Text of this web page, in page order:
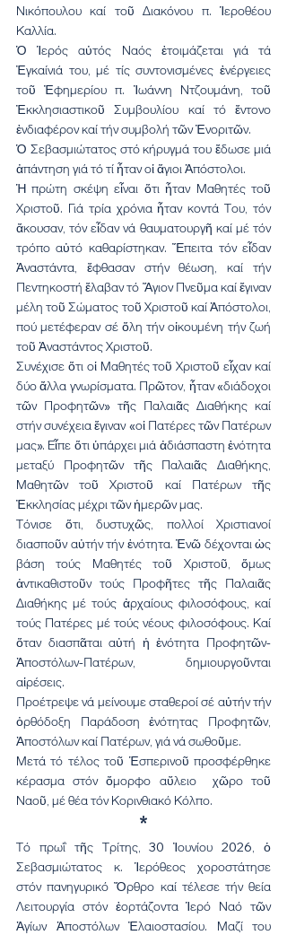
Νικόπουλου καί τοῦ Διακόνου π. Ἱεροθέου
Καλλία.
Ὁ Ἱερός αὐτός Ναός ἑτοιμάζεται γιά τά
Ἐγκαίνιά του, μέ τίς συντονισμένες ἐνέργειες
τοῦ Ἐφημερίου π. Ἰωάννη Ντζουμάνη, τοῦ
Ἐκκλησιαστικοῦ Συμβουλίου καί τό ἔντονο
ἐνδιαφέρον καί τήν συμβολή τῶν Ἐνοριτῶν.
Ὁ Σεβασμιώτατος στό κήρυγμά του ἔδωσε μιά
ἀπάντηση γιά τό τί ἦταν οἱ ἅγιοι Ἀπόστολοι.
Ἡ πρώτη σκέψη εἶναι ὅτι ἦταν Μαθητές τοῦ
Χριστοῦ. Γιά τρία χρόνια ἦταν κοντά Του, τόν
ἄκουσαν, τόν εἶδαν νά θαυματουργῆ καί μέ τόν
τρόπο αὐτό καθαρίστηκαν. Ἔπειτα τόν εἶδαν
Ἀναστάντα, ἔφθασαν στήν θέωση, καί τήν
Πεντηκοστή ἔλαβαν τό Ἅγιον Πνεῦμα καί ἔγιναν
μέλη τοῦ Σώματος τοῦ Χριστοῦ καί Ἀπόστολοι,
πού μετέφεραν σέ ὅλη τήν οἰκουμένη τήν ζωή
τοῦ Ἀναστάντος Χριστοῦ.
Συνέχισε ὅτι οἱ Μαθητές τοῦ Χριστοῦ εἶχαν καί
δύο ἄλλα γνωρίσματα. Πρῶτον, ἦταν «διάδοχοι
τῶν Προφητῶν» τῆς Παλαιᾶς Διαθήκης καί
στήν συνέχεια ἔγιναν «οἱ Πατέρες τῶν Πατέρων
μας». Εἶπε ὅτι ὑπάρχει μιά ἀδιάσπαστη ἑνότητα
μεταξύ Προφητῶν τῆς Παλαιᾶς Διαθήκης,
Μαθητῶν τοῦ Χριστοῦ καί Πατέρων τῆς
Ἐκκλησίας μέχρι τῶν ἡμερῶν μας.
Τόνισε ὅτι, δυστυχῶς, πολλοί Χριστιανοί
διασποῦν αὐτήν τήν ἑνότητα. Ἐνῶ δέχονται ὡς
βάση τούς Μαθητές τοῦ Χριστοῦ, ὅμως
ἀντικαθιστοῦν τούς Προφῆτες τῆς Παλαιᾶς
Διαθήκης μέ τούς ἀρχαίους φιλοσόφους, καί
τούς Πατέρες μέ τούς νέους φιλοσόφους. Καί
ὅταν διασπᾶται αὐτή ἡ ἑνότητα Προφητῶν-
Ἀποστόλων-Πατέρων, δημιουργοῦνται
αἱρέσεις.
Προέτρεψε νά μείνουμε σταθεροί σέ αὐτήν τήν
ὀρθόδοξη Παράδοση ἑνότητας Προφητῶν,
Ἀποστόλων καί Πατέρων, γιά νά σωθοῦμε.
Μετά τό τέλος τοῦ Ἑσπερινοῦ προσφέρθηκε
κέρασμα στόν ὄμορφο αὔλειο  χῶρο τοῦ
Ναοῦ, μέ θέα τόν Κορινθιακό Κόλπο.
*
Τό πρωΐ τῆς Τρίτης, 30 Ἰουνίου 2026, ὁ
Σεβασμιώτατος κ. Ἱερόθεος χοροστάτησε
στόν πανηγυρικό Ὄρθρο καί τέλεσε τήν θεία
Λειτουργία στόν ἑορτάζοντα Ἱερό Ναό τῶν
Ἁγίων Ἀποστόλων Ἐλαιοστασίου. Μαζί του